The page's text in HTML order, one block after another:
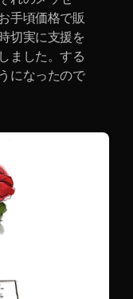
手頃価格で販
切実に支援を
ました。する
になったので